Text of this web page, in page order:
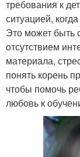
требования к
ситуацией,
Это может быть
отсутствием
материала,
понять корень
чтобы помочь
любовь к